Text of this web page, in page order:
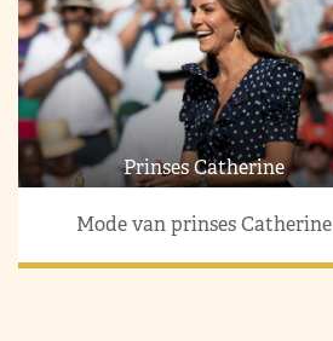
Prinses Catherine
Mode van prinses Catherine